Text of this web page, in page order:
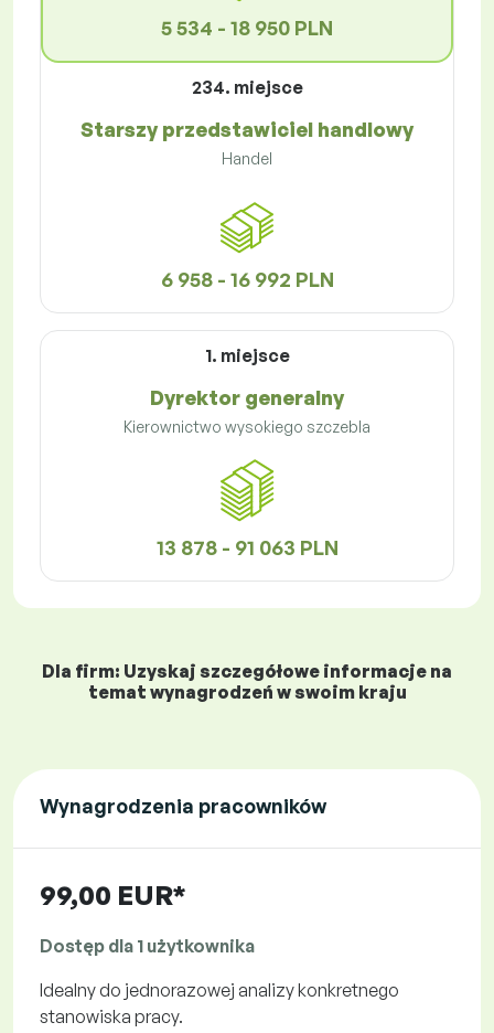
5 534 - 18 950 PLN
234. miejsce
Starszy przedstawiciel handlowy
Handel
6 958 - 16 992 PLN
1. miejsce
Dyrektor generalny
Kierownictwo wysokiego szczebla
13 878 - 91 063 PLN
Dla firm: Uzyskaj szczegółowe informacje na
temat wynagrodzeń w swoim kraju
Wynagrodzenia pracowników
99,00 EUR*
Dostęp dla 1 użytkownika
Idealny do jednorazowej analizy konkretnego
stanowiska pracy.